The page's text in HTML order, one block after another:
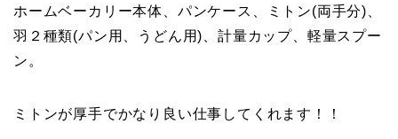
ホームベーカリー本体、パンケース、ミトン(両手分)、
羽２種類(パン用、うどん用)、計量カップ、軽量スプー
ン。
ミトンが厚手でかなり良い仕事してくれます！！